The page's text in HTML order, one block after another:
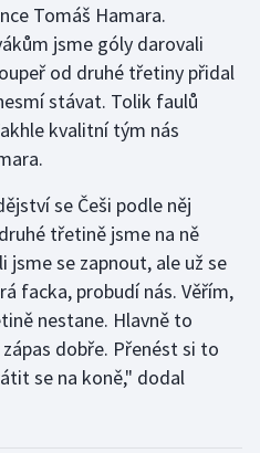
Tomáš Hamara.
jsme góly darovali
od druhé třetiny přidal
stávat. Tolik faulů
kvalitní tým nás
se Češi podle něj
třetině jsme na ně
se zapnout, ale už se
facka, probudí nás. Věřím,
nestane. Hlavně to
dobře. Přenést si to
se na koně," dodal